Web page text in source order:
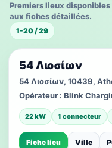
Premiers lieux
aux fiches détaillées.
1-20 / 29
54 Λιοσίων
54 Λιοσίων, 10439,
Opérateur : Blink
22 kW 1 connecteur
Fiche lieu Ville